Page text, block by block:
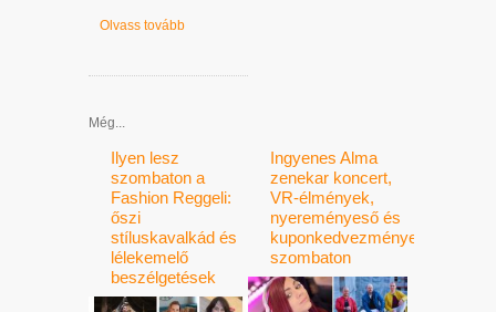
Olvass tovább
Még...
Ilyen lesz
szombaton a
Fashion Reggeli:
őszi
stíluskavalkád és
lélekemelő
beszélgetések
Ingyenes Alma
zenekar koncert,
VR-élmények,
nyereményeső és
kuponkedvezmények
szombaton